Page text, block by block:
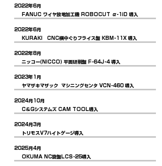
2022年6月
FANUC ワイヤ放電加工機 ROBOCUT α-1iD 導入
2022年6月
KURAKI CNC横中ぐりフライス盤 KBM-11X 導入
2022年8月
ニッコー(NICCO) 平面研削盤 F-64J-4 導入
2023年1月
ヤマザキマザック マシニングセンタ VCN-460 導入
2024月10月
C＆Gシステムズ CAM TOOL導入
2024月3月
トリモスV7ハイトゲージ導入
2025月4月
OKUMA NC旋盤LCS-25導入